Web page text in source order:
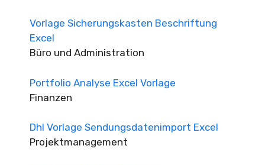
Vorlage Sicherungskasten Beschriftung
Excel
Büro und Administration
Portfolio Analyse Excel Vorlage
Finanzen
Dhl Vorlage Sendungsdatenimport Excel
Projektmanagement